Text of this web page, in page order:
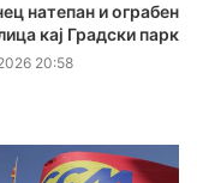
натепан и ограбен
кај Градски парк
20:58